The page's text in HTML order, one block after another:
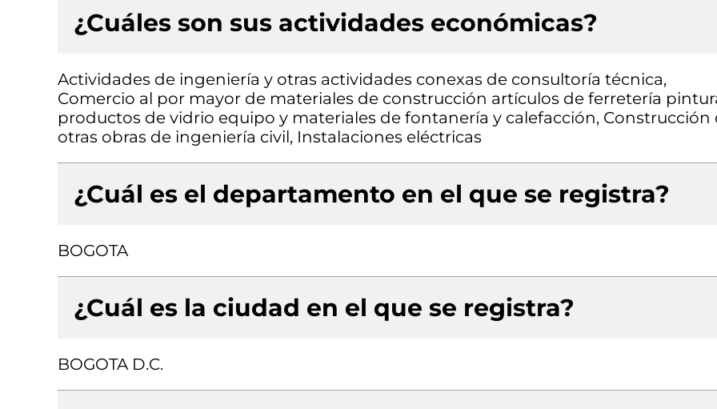
¿Cuáles son sus actividades económicas?
Actividades de ingeniería y otras actividades conexas de consultoría técnica,
Comercio al por mayor de materiales de construcción artículos de ferretería
productos de vidrio equipo y materiales de fontanería y calefacción, Construcción
otras obras de ingeniería civil, Instalaciones eléctricas
¿Cuál es el departamento en el que se registra?
BOGOTA
¿Cuál es la ciudad en el que se registra?
BOGOTA D.C.